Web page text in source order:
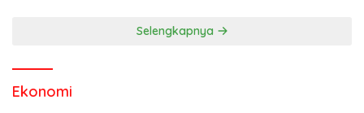
Selengkapnya
Ekonomi